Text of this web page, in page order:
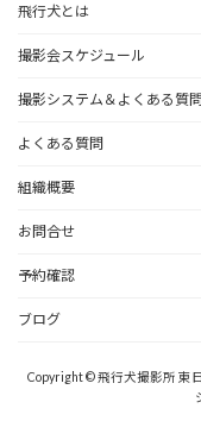
飛行犬とは
撮影会スケジュール
撮影システム＆よくある質問
よくある質問
組織概要
お問合せ
予約確認
ブログ
Copyright © 飛行犬撮影所 東